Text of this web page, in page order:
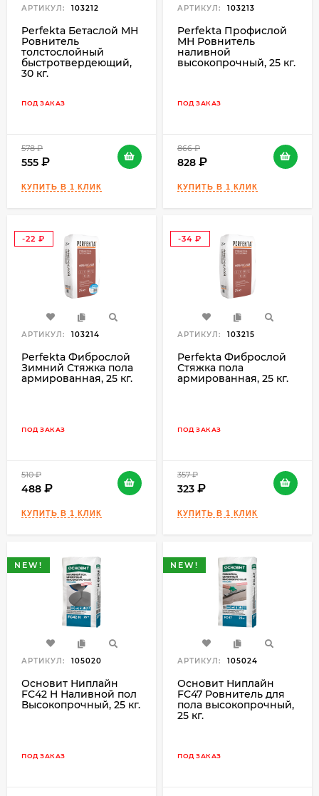
АРТИКУЛ: 103212
Perfekta Бетаслой МН
Ровнитель
толстослойный
быстротвердеющий,
30 кг.
ПОД ЗАКАЗ
578
555
АРТИКУЛ: 103213
Perfekta Профислой
МН Ровнитель
наливной
высокопрочный, 25 кг.
ПОД ЗАКАЗ
866
828
-22
АРТИКУЛ: 103214
Perfekta Фиброслой
Зимний Стяжка пола
армированная, 25 кг.
ПОД ЗАКАЗ
510
488
-34
АРТИКУЛ: 103215
Perfekta Фиброслой
Стяжка пола
армированная, 25 кг.
ПОД ЗАКАЗ
357
323
NEW!
АРТИКУЛ: 105020
Основит Ниплайн
FC42 H Наливной пол
Высокопрочный, 25 кг.
ПОД ЗАКАЗ
NEW!
АРТИКУЛ: 105024
Основит Ниплайн
FC47 Ровнитель для
пола высокопрочный,
25 кг.
ПОД ЗАКАЗ